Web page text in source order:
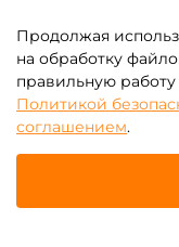
Батут-прилипала
Продолжая
на обработку
правильную
Политикой
соглашением.